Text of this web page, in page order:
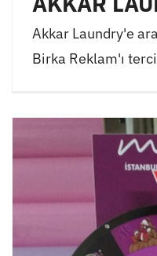
Akkar Laundry'e
Birka Reklam'ı